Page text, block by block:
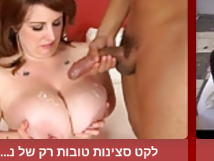
לקט סצינות טובות רק של נ...